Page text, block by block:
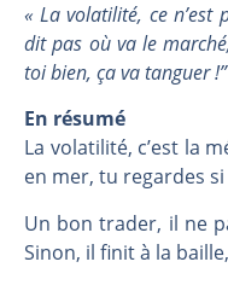
« La volatilité, ce n’est
dit pas où va le
toi bien, ça va tanguer
En résumé
La volatilité, c’est la
en mer, tu regardes si
Un bon trader, il ne
Sinon, il finit à la